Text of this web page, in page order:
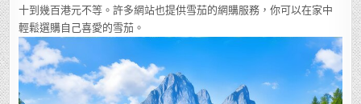
十到幾百港元不等。許多網站也提供雪茄的網購服務，你可以在家中
輕鬆選購自己喜愛的雪茄。